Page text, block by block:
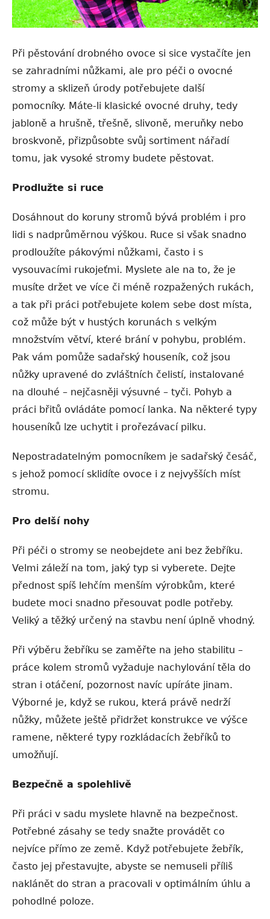
Při pěstování drobného ovoce si sice vystačíte jen
se zahradními nůžkami, ale pro péči o ovocné
stromy a sklizeň úrody potřebujete další
pomocníky. Máte-li klasické ovocné druhy, tedy
jabloně a hrušně, třešně, slivoně, meruňky nebo
broskvoně, přizpůsobte svůj sortiment nářadí
tomu, jak vysoké stromy budete pěstovat.
Prodlužte si ruce
Dosáhnout do koruny stromů bývá problém i pro
lidi s nadprůměrnou výškou. Ruce si však snadno
prodloužíte pákovými nůžkami, často i s
vysouvacími rukojeťmi. Myslete ale na to, že je
musíte držet ve více či méně rozpažených rukách,
a tak při práci potřebujete kolem sebe dost místa,
což může být v hustých korunách s velkým
množstvím větví, které brání v pohybu, problém.
Pak vám pomůže sadařský houseník, což jsou
nůžky upravené do zvláštních čelistí, instalované
na dlouhé – nejčasněji výsuvné – tyči. Pohyb a
práci břitů ovládáte pomocí lanka. Na některé typy
houseníků lze uchytit i prořezávací pilku.
Nepostradatelným pomocníkem je sadařský česáč,
s jehož pomocí sklidíte ovoce i z nejvyšších míst
stromu.
Pro delší nohy
Při péči o stromy se neobejdete ani bez žebříku.
Velmi záleží na tom, jaký typ si vyberete. Dejte
přednost spíš lehčím menším výrobkům, které
budete moci snadno přesouvat podle potřeby.
Veliký a těžký určený na stavbu není úplně vhodný.
Při výběru žebříku se zaměřte na jeho stabilitu –
práce kolem stromů vyžaduje nachylování těla do
stran i otáčení, pozornost navíc upíráte jinam.
Výborné je, když se rukou, která právě nedrží
nůžky, můžete ještě přidržet konstrukce ve výšce
ramene, některé typy rozkládacích žebříků to
umožňují.
Bezpečně a spolehlivě
Při práci v sadu myslete hlavně na bezpečnost.
Potřebné zásahy se tedy snažte provádět co
nejvíce přímo ze země. Když potřebujete žebřík,
často jej přestavujte, abyste se nemuseli příliš
naklánět do stran a pracovali v optimálním úhlu a
pohodlné poloze.